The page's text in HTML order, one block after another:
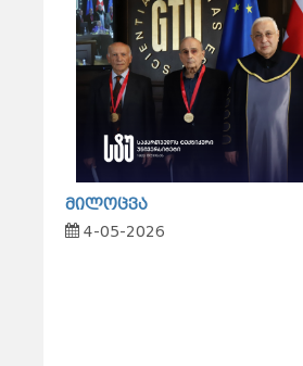
მილოცვა
4-05-2026